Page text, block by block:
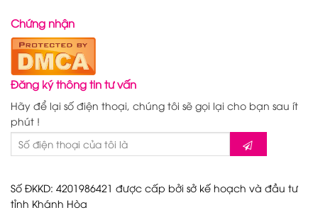
Chứng nhận
Đăng ký thông tin tư vấn
Hãy để lại số điện thoại, chúng tôi sẽ gọi lại cho bạn sau ít
phút !
Số ĐKKD: 4201986421 được cấp bởi sở kế hoạch và đầu tư
tỉnh Khánh Hòa